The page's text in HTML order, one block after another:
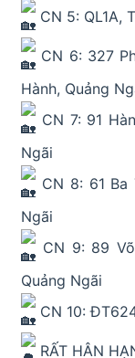
CN 5: QL1A,
CN 6: 327
Hành, Quảng
CN 7: 91
Ngãi
CN 8: 61 Ba
Ngãi
CN 9: 89
Quảng Ngãi
CN 10:
RẤT HÂN